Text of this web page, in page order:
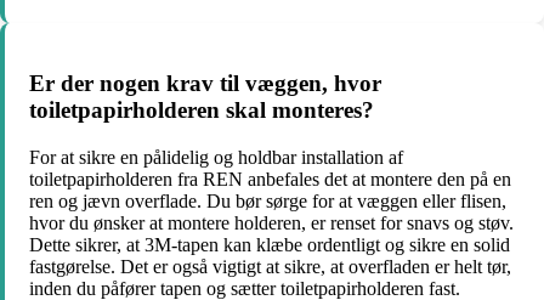
Er der nogen krav til væggen, hvor
toiletpapirholderen skal monteres?
For at sikre en pålidelig og holdbar installation af
toiletpapirholderen fra REN anbefales det at montere den på en
ren og jævn overflade. Du bør sørge for at væggen eller flisen,
hvor du ønsker at montere holderen, er renset for snavs og støv.
Dette sikrer, at 3M-tapen kan klæbe ordentligt og sikre en solid
fastgørelse. Det er også vigtigt at sikre, at overfladen er helt tør,
inden du påfører tapen og sætter toiletpapirholderen fast.